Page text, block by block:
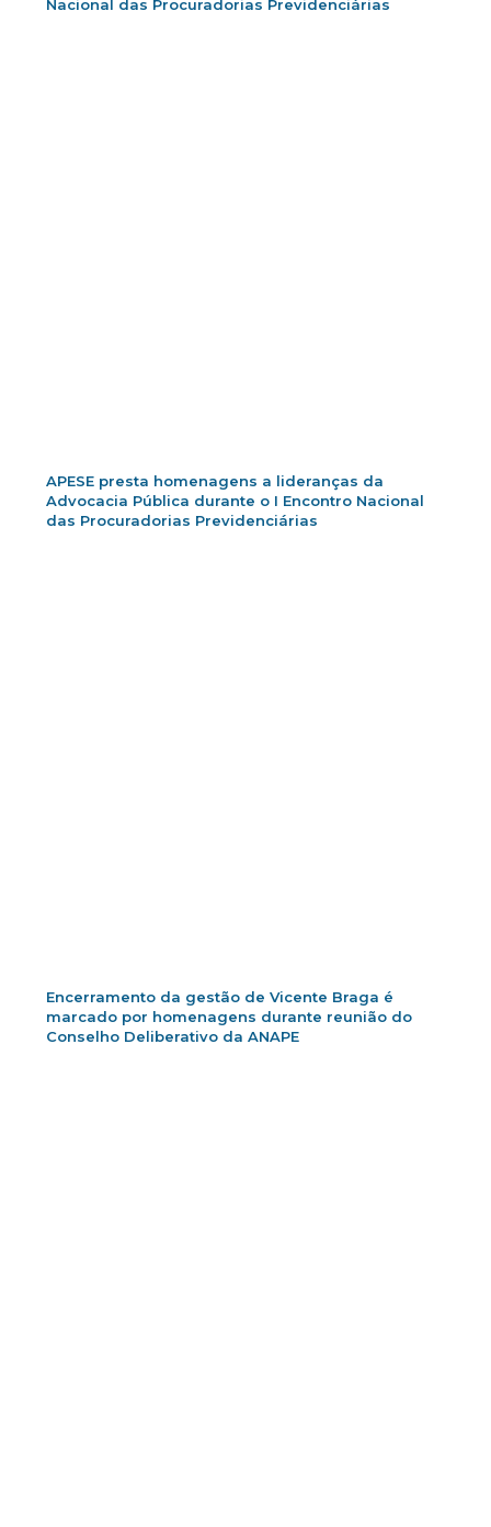
Nacional das Procuradorias Previdenciárias
APESE presta homenagens a lideranças da
Advocacia Pública durante o I Encontro Nacional
das Procuradorias Previdenciárias
Encerramento da gestão de Vicente Braga é
marcado por homenagens durante reunião do
Conselho Deliberativo da ANAPE